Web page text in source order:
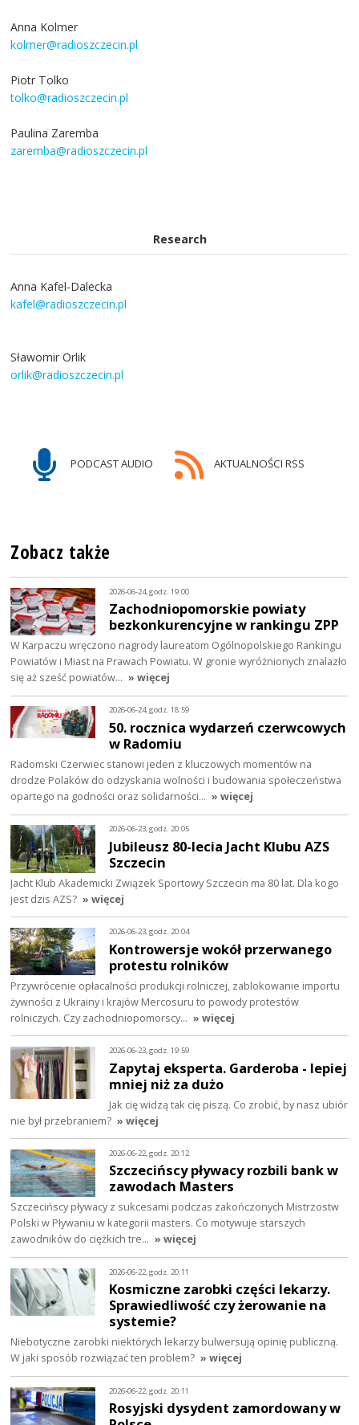
Anna Kolmer
kolmer@radioszczecin.pl
Piotr Tolko
tolko@radioszczecin.pl
Paulina Zaremba
zaremba@radioszczecin.pl
Research
Anna Kafel-Dalecka
kafel@radioszczecin.pl
Sławomir Orlik
orlik@radioszczecin.pl
PODCAST AUDIO AKTUALNOŚCI RSS
Zobacz także
2026-06-24, godz. 19:00
Zachodniopomorskie powiaty
bezkonkurencyjne w rankingu ZPP
W Karpaczu wręczono nagrody laureatom Ogólnopolskiego Rankingu
Powiatów i Miast na Prawach Powiatu. W gronie wyróżnionych znalazło
się aż sześć powiatów… » więcej
2026-06-24, godz. 18:59
50. rocznica wydarzeń czerwcowych
w Radomiu
Radomski Czerwiec stanowi jeden z kluczowych momentów na
drodze Polaków do odzyskania wolności i budowania społeczeństwa
opartego na godności oraz solidarności… » więcej
2026-06-23, godz. 20:05
Jubileusz 80-lecia Jacht Klubu AZS
Szczecin
Jacht Klub Akademicki Związek Sportowy Szczecin ma 80 lat. Dla kogo
jest dzis AZS? » więcej
2026-06-23, godz. 20:04
Kontrowersje wokół przerwanego
protestu rolników
Przywrócenie opłacalności produkcji rolniczej, zablokowanie importu
żywności z Ukrainy i krajów Mercosuru to powody protestów
rolniczych. Czy zachodniopomorscy… » więcej
2026-06-23, godz. 19:59
Zapytaj eksperta. Garderoba - lepiej
mniej niż za dużo
Jak cię widzą tak cię piszą. Co zrobić, by nasz ubiór
nie był przebraniem? » więcej
2026-06-22, godz. 20:12
Szczecińscy pływacy rozbili bank w
zawodach Masters
Szczecińscy pływacy z sukcesami podczas zakończonych Mistrzostw
Polski w Pływaniu w kategorii masters. Co motywuje starszych
zawodników do ciężkich tre… » więcej
2026-06-22, godz. 20:11
Kosmiczne zarobki części lekarzy.
Sprawiedliwość czy żerowanie na
systemie?
Niebotyczne zarobki niektórych lekarzy bulwersują opinię publiczną.
W jaki sposób rozwiązać ten problem? » więcej
2026-06-22, godz. 20:11
Rosyjski dysydent zamordowany w